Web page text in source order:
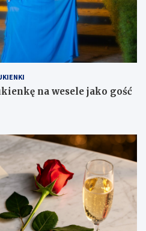
na wesele jako gość